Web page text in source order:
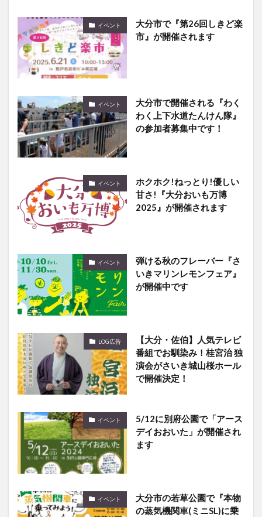
イベント
大分市で『第26回しきど楽
市』が開催されます
イベント
大分市で開催される『わく
わく上下水道たんけん隊』
の参加者募集中です！
イベント
ホクホク!ねっとり!優しい
甘さ!『大分おいも万博
2025』が開催されます
イベント
弾ける秋のフレーバー『さ
いきマリンレモンフェア』
が開催中です
LOG広告
【大分・佐伯】人気テレビ
番組でお馴染み！桂宮治 独
演会がさいき城山桜ホール
で開催決定！
イベント
5/12に別府公園で「アース
デイおおいた」が開催され
ます
イベント
大分市の若草公園で『本物
の蒸気機関車(ミニSL)に乗